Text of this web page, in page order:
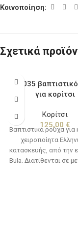
Κοινοποίηση:
Σχετικά
BKe035
για κορίτσι
Κορίτσι
125,00 €
Βαπτιστικά ρούχα για
χειροποίητα
κατασκευής, από την
Bula. Διατίθενται σε